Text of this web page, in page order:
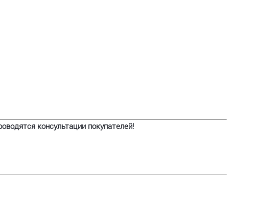
консультации покупателей!